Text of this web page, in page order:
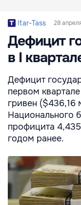
Itar-Tass 28
Дефицит
в I
Дефицит
первом
гривен ($436,16
Национального
профицита
годом ранее.